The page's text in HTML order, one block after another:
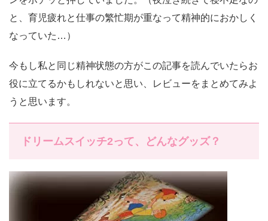
と、育児疲れと仕事の繁忙期が重なって精神的におかしく
なっていた…）
今もし私と同じ精神状態の方がこの記事を読んでいたらお
役に立てるかもしれないと思い、レビューをまとめてみよ
うと思います。
ドリームスイッチ2って、どんなグッズ？